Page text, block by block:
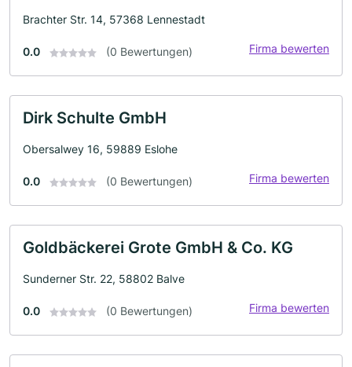
Brachter Str. 14, 57368 Lennestadt
0.0 (0 Bewertungen) Firma bewerten
Dirk Schulte GmbH
Obersalwey 16, 59889 Eslohe
0.0 (0 Bewertungen) Firma bewerten
Goldbäckerei Grote GmbH & Co. KG
Sunderner Str. 22, 58802 Balve
0.0 (0 Bewertungen) Firma bewerten